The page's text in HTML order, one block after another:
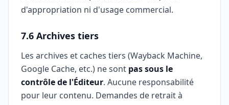
d'appropriation ni d'usage commercial.
7.6 Archives tiers
Les archives et caches tiers (Wayback Machine,
Google Cache, etc.) ne sont pas sous le
contrôle de l'Éditeur. Aucune responsabilité
pour leur contenu. Demandes de retrait à